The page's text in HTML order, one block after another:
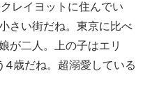
レイヨットに住んでい
さい街だね。東京に比べ
が二人。上の子はエリ
歳だね。超溺愛している